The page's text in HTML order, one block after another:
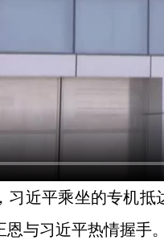
习近平乘坐的专机
恩与习近平热情握手